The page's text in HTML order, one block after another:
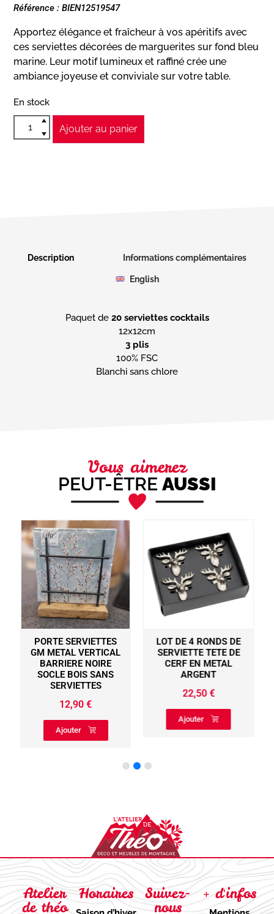
Référence : BIEN12519547
Apportez élégance et fraîcheur à vos apéritifs avec
ces serviettes décorées de marguerites sur fond bleu
marine. Leur motif lumineux et raffiné crée une
ambiance joyeuse et conviviale sur votre table.
En stock
Ajouter au panier
Description Informations complémentaires
English
Paquet de 20 serviettes cocktails
3 plis
100% FSC
Blanchi sans chlore
Vous aimerez
PEUT-ÊTRE AUSSI
PORTE SERVIETTES
GM METAL VERTICAL
BARRIERE NOIRE
SOCLE BOIS SANS
SERVIETTES
12,90 €
Ajouter
LOT DE 4 RONDS DE
SERVIETTE TETE DE
CERF EN METAL
ARGENT
22,50€
Ajouter
Atelier
de théo
Horaires Suivez-
nous
+ d'infos